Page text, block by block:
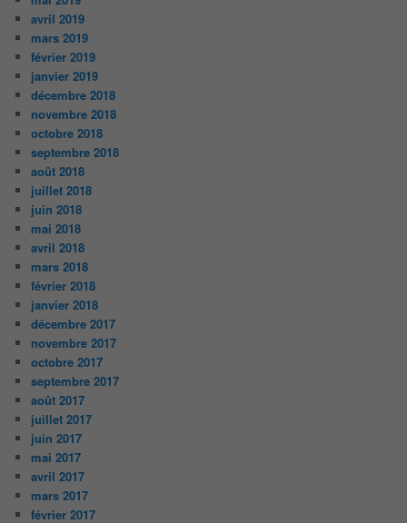
avril 2019
mars 2019
février 2019
janvier 2019
décembre 2018
novembre 2018
octobre 2018
septembre 2018
août 2018
juillet 2018
juin 2018
mai 2018
avril 2018
mars 2018
février 2018
janvier 2018
décembre 2017
novembre 2017
octobre 2017
septembre 2017
août 2017
juillet 2017
juin 2017
mai 2017
avril 2017
mars 2017
février 2017